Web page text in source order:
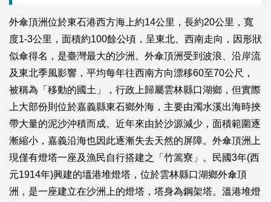
外傘頂洲位於東石港西方海上約14公里，長約20公里，寬
度1-3公里，面積約100餘公頃，呈東北、西南走向，因形狀
似傘得名，是臺灣最大的沙洲。外傘頂洲受到波浪、沿岸流
及東北季風影響，平均每年往西南方向漂移60至70公尺，
被稱為「移動的國土」，行政上歸屬雲林縣口湖鄉，但實際
上大部份則位於嘉義縣東石鄉外海，主要由濁水溪出海時挾
帶大量的泥沙沖積而成。近年來由於沙源減少，面積範圍逐
漸縮小，嘉義沿海也因此逐漸失去天然的屏障。外傘頂洲上
現僅有燈塔一座及漁民自行搭建之「竹篙寮」。民國3年(西
元1914年)興建的塭港堆燈塔，位於雲林縣口湖鄉外傘頂
洲，是一座建立在沙洲上的燈塔，塔身為鋼架塔。溫港堆燈